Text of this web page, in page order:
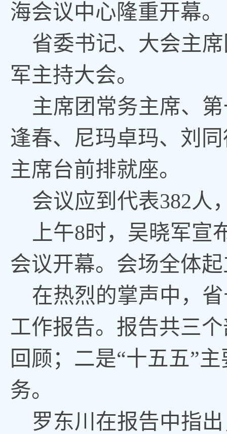
海会议中心隆重开幕。
省委书记、大会主
军主持大会。
主席团常务主席、
逢春、尼玛卓玛、刘
主席台前排就座。
会议应到代表382人
上午8时， 吴晓军宣
会议开幕。会场全体
在热烈的掌声中 ，
工作报告。报告共三
回顾 ； 二是“十五五”
务。
罗东川在报告中指出